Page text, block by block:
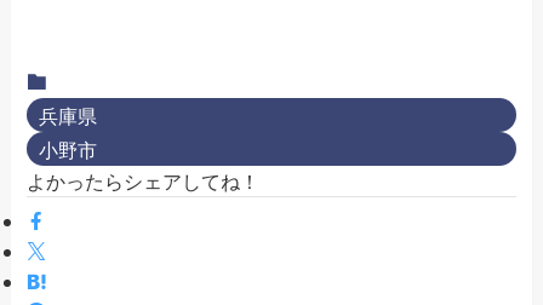
兵庫県
小野市
よかったらシェアしてね！